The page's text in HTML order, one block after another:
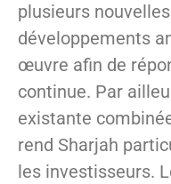
plusieurs
développements
œuvre afin de
continue. Par
existante
rend Sharjah
les investisseurs.